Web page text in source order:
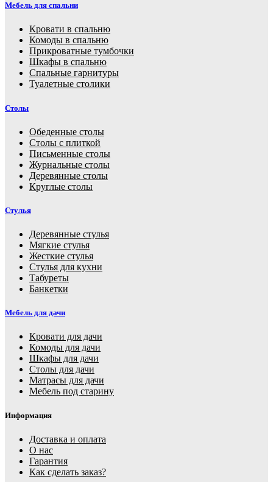
Мебель для спальни
Кровати в спальню
Комоды в спальню
Прикроватные тумбочки
Шкафы в спальню
Спальные гарнитуры
Туалетные столики
Столы
Обеденные столы
Столы с плиткой
Письменные столы
Журнальные столы
Деревянные столы
Круглые столы
Стулья
Деревянные стулья
Мягкие стулья
Жесткие стулья
Стулья для кухни
Табуреты
Банкетки
Мебель для дачи
Кровати для дачи
Комоды для дачи
Шкафы для дачи
Столы для дачи
Матрасы для дачи
Мебель под старину
Информация
Доставка и оплата
О нас
Гарантия
Как сделать заказ?